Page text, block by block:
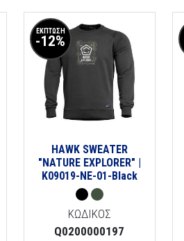
ΕΚΠΤΩΣΗ
-12%
HAWK SWEATER
"NATURE EXPLORER" |
K09019-NE-01-Black
ΚΩΔΙΚΟΣ
Q0200000197